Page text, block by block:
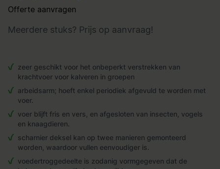
Offerte aanvragen
Meerdere stuks? Prijs op aanvraag!
zeer geschikt voor het onbeperkt verstrekken van
krachtvoer voor kalveren in groepen
arbeidsarm; hoeft enkel periodiek afgevuld te worden met
voer.
voer blijft fris en vers, en afgesloten van insecten, vogels
en knaagdieren.
scharnier deksel kan op twee manieren gemonteerd
worden, waardoor vullen eenvoudiger is.
voedertroggedeelte is zodanig vormgegeven dat de